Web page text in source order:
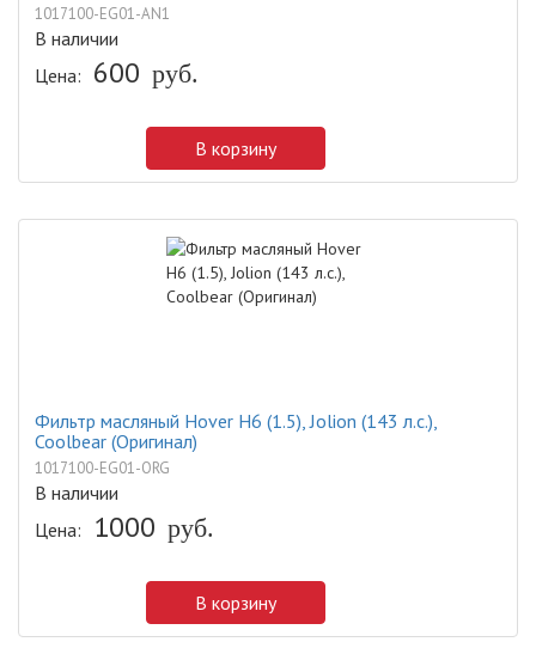
1017100-EG01-AN1
В наличии
Цена: 600 руб.
В корзину
Фильтр масляный Hover H6 (1.5), Jolion (143 л.с.),
Coolbear (Оригинал)
1017100-EG01-ORG
В наличии
Цена:
1000 руб.
В корзину